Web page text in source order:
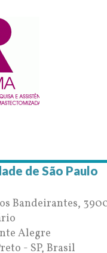
de São Paulo
Bandeirantes,
Alegre
- SP, Brasil